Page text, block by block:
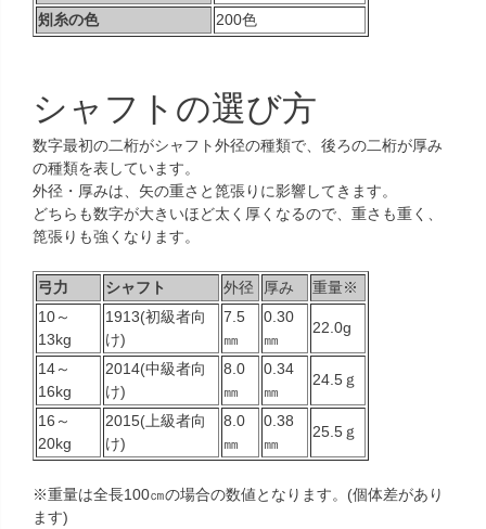
矧糸の色
200色
シャフトの選び方
数字最初の二桁がシャフト外径の種類で、後ろの二桁が厚み
の種類を表しています。
外径・厚みは、矢の重さと箆張りに影響してきます。
どちらも数字が大きいほど太く厚くなるので、重さも重く、
箆張りも強くなります。
弓力 シャフト 外径 厚み
重量※
10～
13kg
1913(初級者向
け)
7.5
㎜
0.30
㎜
22.0g
14～
16kg
2014(中級者向
け)
8.0
㎜
0.34
㎜
24.5ｇ
16～
20kg
2015(上級者向
け)
8.0
㎜
0.38
㎜
25.5ｇ
※重量は全長100㎝の場合の数値となります。(個体差があり
ます)